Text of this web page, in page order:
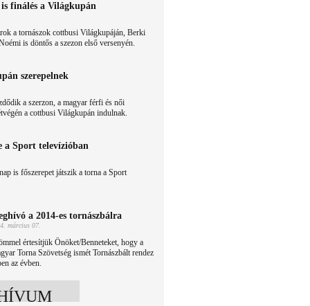
finálés a Világkupán
a tornászok cottbusi Világkupáján, Berki
is döntős a szezon első versenyén.
szerepelnek
a szerzon, a magyar férfi és női
a cottbusi Világkupán indulnak.
a Sport televízióban
is főszerepet játszik a torna a Sport
a 2014-es tornászbálra
március 07.
értesítjük Önöket/Benneteket, hogy a
Torna Szövetség ismét Tornászbált rendez
az évben.